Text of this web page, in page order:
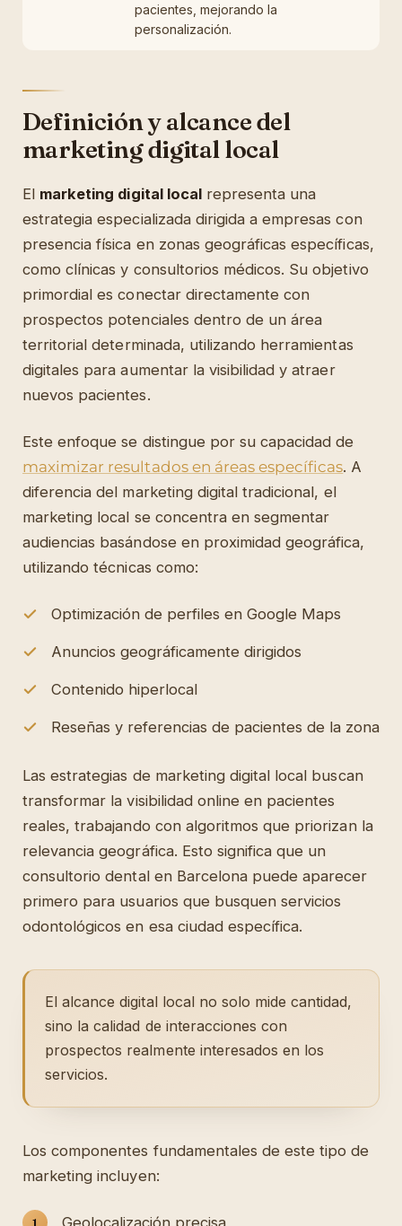
pacientes, mejorando la
personalización.
Definición y alcance del
marketing digital local
El marketing digital localrepresenta una
estrategia especializada dirigida a empresas con
presencia física en zonas geográficas específicas,
como clínicas y consultorios médicos. Su objetivo
primordial es conectar directamente con
prospectos potenciales dentro de un área
territorial determinada, utilizando herramientas
digitales para aumentar la visibilidad y atraer
nuevos pacientes.
Este enfoque se distingue por su capacidad de
maximizar resultados en áreas específicas. A
diferencia del marketing digital tradicional, el
marketing local se concentra en segmentar
audiencias basándose en proximidad geográfica,
utilizando técnicas como:
Optimización de perfiles en Google Maps
Anuncios geográficamente dirigidos
Contenido hiperlocal
Reseñas y referencias de pacientes de la zona
Las estrategias de marketing digital local buscan
transformar la visibilidad online en pacientes
reales, trabajando con algoritmos que priorizan la
relevancia geográfica. Esto significa que un
consultorio dental en Barcelona puede aparecer
primero para usuarios que busquen servicios
odontológicos en esa ciudad específica.
El alcance digital local no solo mide cantidad,
sino la calidad de interacciones con
prospectos realmente interesados en los
servicios.
Los componentes fundamentales de este tipo de
marketing incluyen:
Geolocalización precisa